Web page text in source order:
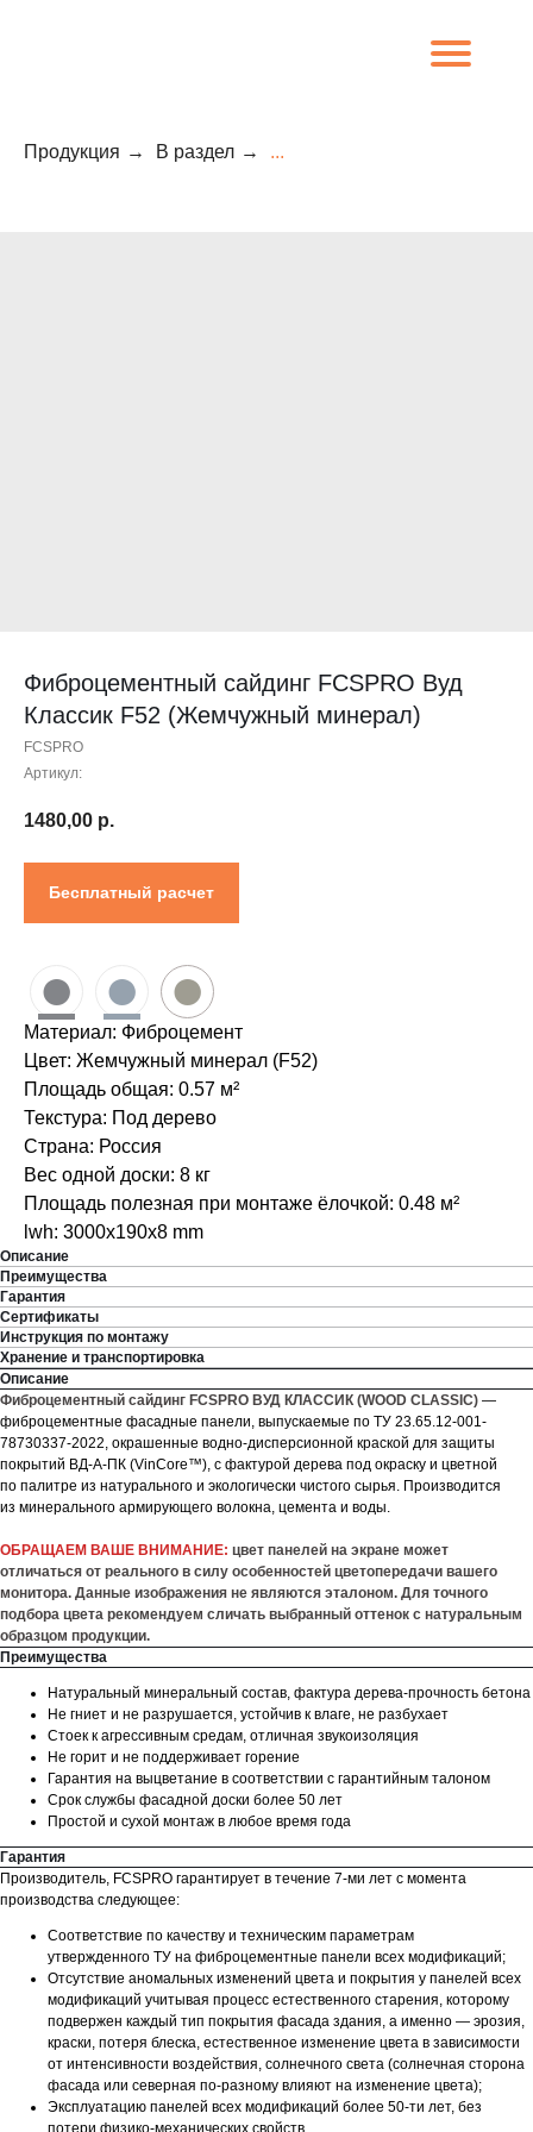
Продукция → В раздел → ...
Фиброцементный сайдинг FCSPRO Вуд
Классик F52 (Жемчужный минерал)
FCSPRO
Артикул:
1480,00 р.
Бесплатный расчет
● ● ●
Материал: Фиброцемент
Цвет: Жемчужный минерал (F52)
Площадь общая: 0.57 м²
Текстура: Под дерево
Страна: Россия
Вес одной доски: 8 кг
Площадь полезная при монтаже ёлочкой: 0.48 м²
lwh: 3000x190x8 mm
Описание
Преимущества
Гарантия
Сертификаты
Инструкция по монтажу
Хранение и транспортировка
Описание
Фиброцементный сайдинг FCSPRO ВУД КЛАССИК (WOOD CLASSIC) —
фиброцементные фасадные панели, выпускаемые по ТУ 23.65.12-001-
78730337-2022, окрашенные водно-дисперсионной краской для защиты
покрытий ВД-А-ПК (VinCore™), с фактурой дерева под окраску и цветной
по палитре из натурального и экологически чистого сырья. Производится
из минерального армирующего волокна, цемента и воды.
ОБРАЩАЕМ ВАШЕ ВНИМАНИЕ: цвет панелей на экране может
отличаться от реального в силу особенностей цветопередачи вашего
монитора. Данные изображения не являются эталоном. Для точного
подбора цвета рекомендуем сличать выбранный оттенок с натуральным
образцом продукции.
Преимущества
Натуральный минеральный состав, фактура дерева-прочность бетона
Не гниет и не разрушается, устойчив к влаге, не разбухает
Стоек к агрессивным средам, отличная звукоизоляция
Не горит и не поддерживает горение
Гарантия на выцветание в соответствии с гарантийным талоном
Срок службы фасадной доски более 50 лет
Простой и сухой монтаж в любое время года
Гарантия
Производитель, FCSPRO гарантирует в течение 7-ми лет с момента
производства следующее:
Соответствие по качеству и техническим параметрам
утвержденного ТУ на фиброцементные панели всех модификаций;
Отсутствие аномальных изменений цвета и покрытия у панелей всех
модификаций учитывая процесс естественного старения, которому
подвержен каждый тип покрытия фасада здания, а именно — эрозия,
краски, потеря блеска, естественное изменение цвета в зависимости
от интенсивности воздействия, солнечного света (солнечная сторона
фасада или северная по-разному влияют на изменение цвета);
Эксплуатацию панелей всех модификаций более 50-ти лет, без
потери физико-механических свойств.